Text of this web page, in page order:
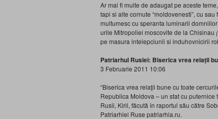
Ar mai fi multe de adaugat pe aceste
tapi si alte cornute “moldovenesti”, cu
multumesc cu speranta luminarii
urile Mitropoliei moscovite de la Chisinau
pe masura intelepciunii si induhovnicirii
Patriarhul Rusiei: Biserica vrea relații
3 Februarie 2011 10:06
“Biserica vrea relaţii bune cu toate
Republica Moldova – un stat cu
Rusii, Kiril, făcută în raportul său către
Patriarhiei Ruse patriarhia.ru.